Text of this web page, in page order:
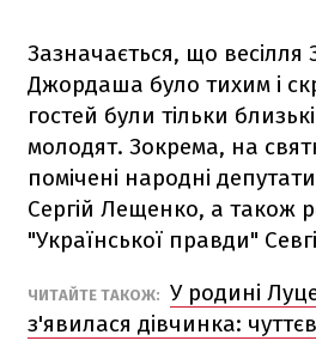
Зазначається, що весілля
Джордаша було тихим і
гостей були тільки
молодят. Зокрема, на
помічені народні
Сергій Лещенко, а також
"Української правди"
ЧИТАЙТЕ ТАКОЖ: У родині
з'явилася дівчинка: